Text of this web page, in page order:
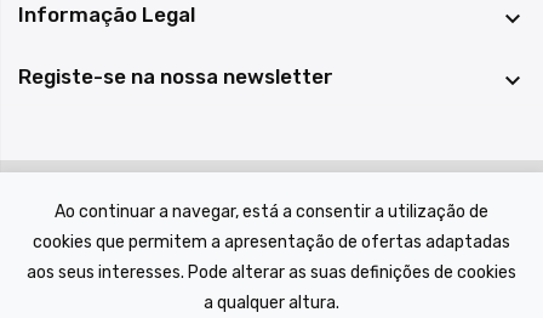
Ao continuar a navegar, está a consentir a utilização de
cookies que permitem a apresentação de ofertas adaptadas
aos seus interesses. Pode alterar as suas definições de cookies
a qualquer altura.
Informação Legal 
Registe-se na nossa newsletter 
© 2022 A Casa das Peças, todos os direitos reservados.